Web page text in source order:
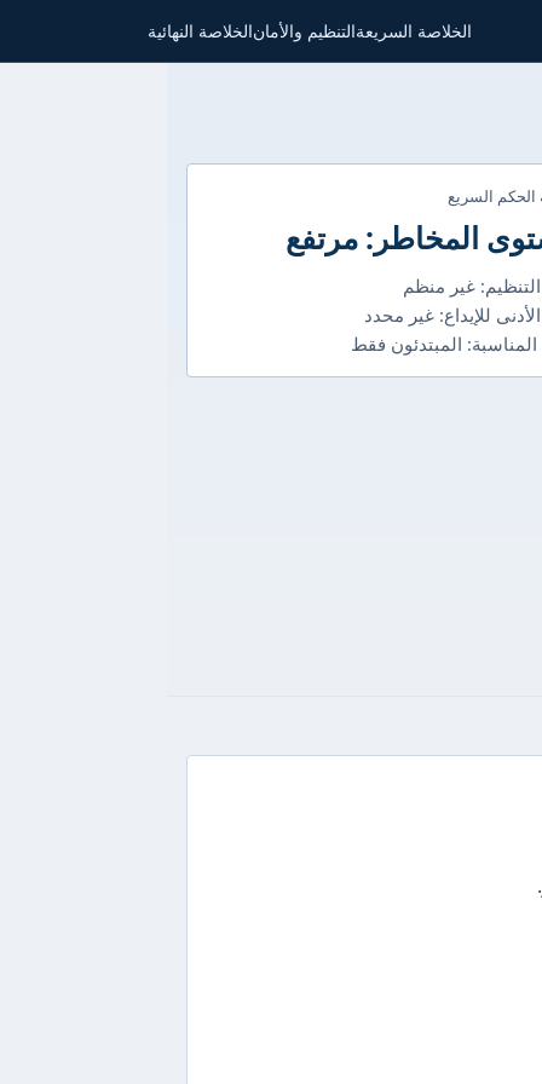
الخلاصة السريعةالتنظيم والأمانالخلاصة النهائية
الحكم السريع
المخاطر: مرتفع
غير منظم
للإيداع: غير محدد
المناسبة: المبتدئون فقط